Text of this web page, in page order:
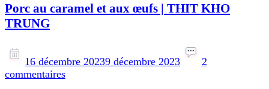
Porc au caramel et aux œufs | THIT KHO
TRUNG
16 décembre 20239 décembre 2023
2
commentairessur